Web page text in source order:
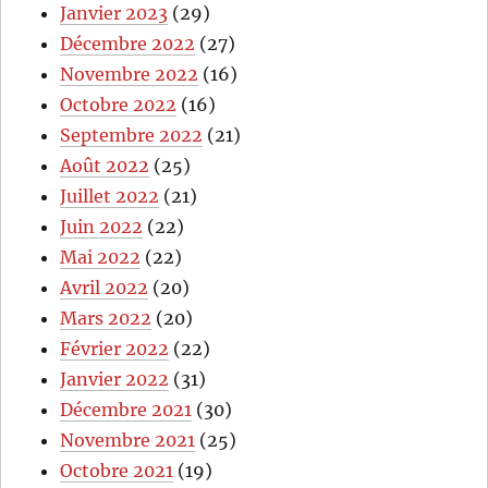
Janvier 2023 (29)
Décembre 2022 (27)
Novembre 2022 (16)
Octobre 2022 (16)
Septembre 2022 (21)
Août 2022 (25)
Juillet 2022 (21)
Juin 2022 (22)
Mai 2022 (22)
Avril 2022 (20)
Mars 2022 (20)
Février 2022 (22)
Janvier 2022 (31)
Décembre 2021 (30)
Novembre 2021 (25)
Octobre 2021 (19)